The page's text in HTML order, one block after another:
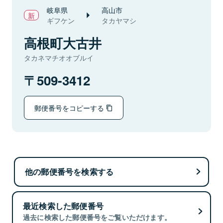
岐阜県
ギフケン
高山市
タカヤマシ
高根町大古井
タカネマチオオブルイ
509-3412
郵便番号をコピーする
他の郵便番号を検索する
最近検索した郵便番号
過去に検索した郵便番号をご覧いただけます。